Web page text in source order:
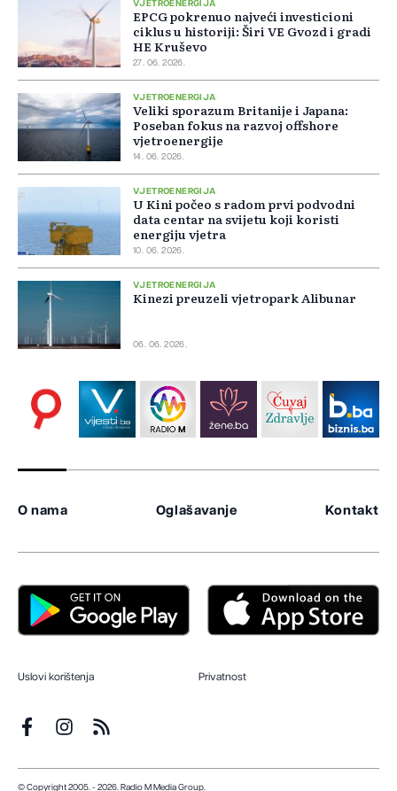
VJETROENERGIJA
EPCG pokrenuo najveći investicioni
ciklus u historiji: Širi VE Gvozd i gradi
HE Kruševo
27. 06. 2026.
VJETROENERGIJA
Veliki sporazum Britanije i Japana:
Poseban fokus na razvoj offshore
vjetroenergije
14. 06. 2026.
VJETROENERGIJA
U Kini počeo s radom prvi podvodni
data centar na svijetu koji koristi
energiju vjetra
10. 06. 2026.
VJETROENERGIJA
Kinezi preuzeli vjetropark Alibunar
06. 06. 2026.
O nama Oglašavanje Kontakt
Uslovi korištenja Privatnost
© Copyright 2005. - 2026. Radio M Media Group.